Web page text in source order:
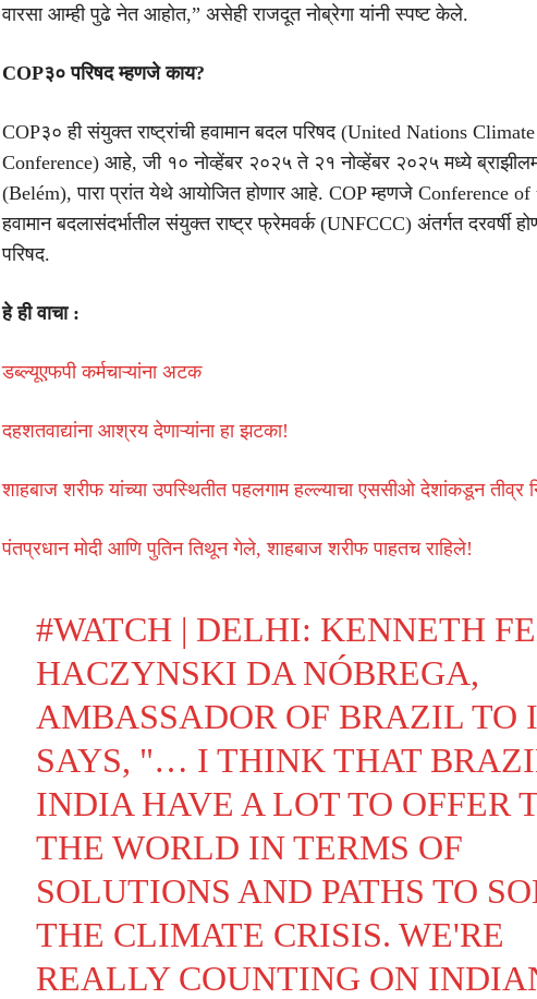
वारसा आम्ही पुढे नेत आहोत,” असेही राजदूत नोब्रेगा यांनी स्पष्ट केले.
COP३० परिषद म्हणजे काय?
COP३० ही संयुक्त राष्ट्रांची हवामान बदल परिषद (United Nations
Conference) आहे, जी १० नोव्हेंबर २०२५ ते २१ नोव्हेंबर २०२५ मध्ये
(Belém), पारा प्रांत येथे आयोजित होणार आहे. COP म्हणजे Conference of
हवामान बदलासंदर्भातील संयुक्त राष्ट्र फ्रेमवर्क (UNFCCC) अंतर्गत दरवर्षी
परिषद.
हे ही वाचा :
डब्ल्यूएफपी कर्मचाऱ्यांना अटक
दहशतवाद्यांना आश्रय देणाऱ्यांना हा झटका!
शाहबाज शरीफ यांच्या उपस्थितीत पहलगाम हल्ल्याचा एससीओ देशांकडून तीव्र
पंतप्रधान मोदी आणि पुतिन तिथून गेले, शाहबाज शरीफ पाहतच राहिले!
#WATCH| DELHI: KENNETH
HACZYNSKI DA NÓBREGA,
AMBASSADOR OF BRAZIL TO
SAYS, "… I THINK THAT
INDIA HAVE A LOT TO OFFER
THE WORLD IN TERMS OF
SOLUTIONS AND PATHS TO
THE CLIMATE CRISIS. WE'RE
REALLY COUNTING ON